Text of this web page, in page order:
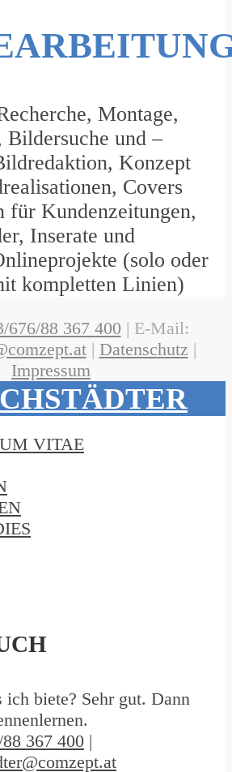
Montage,
und –
Konzept
Covers
Kundenzeitungen,
Inserate und
(solo oder
kompletten Linien)
676/88 367 400 | E-Mail:
| Datenschutz |
Impressum
VITAE
ich biete? Sehr gut. Dann
367 400 |